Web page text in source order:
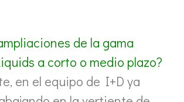
de la gama
a corto o medio plazo?
en el equipo de I+D ya